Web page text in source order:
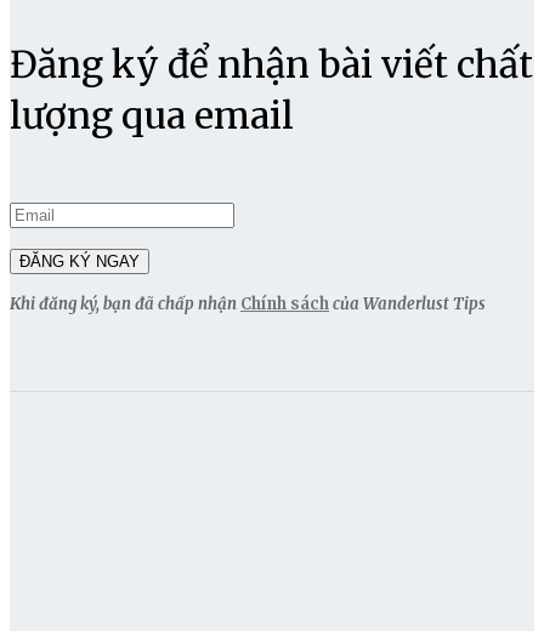
Đăng ký để nhận bài viết chất
lượng qua email
Khi đăng ký, bạn đã chấp nhận Chính sáchcủa Wanderlust Tips